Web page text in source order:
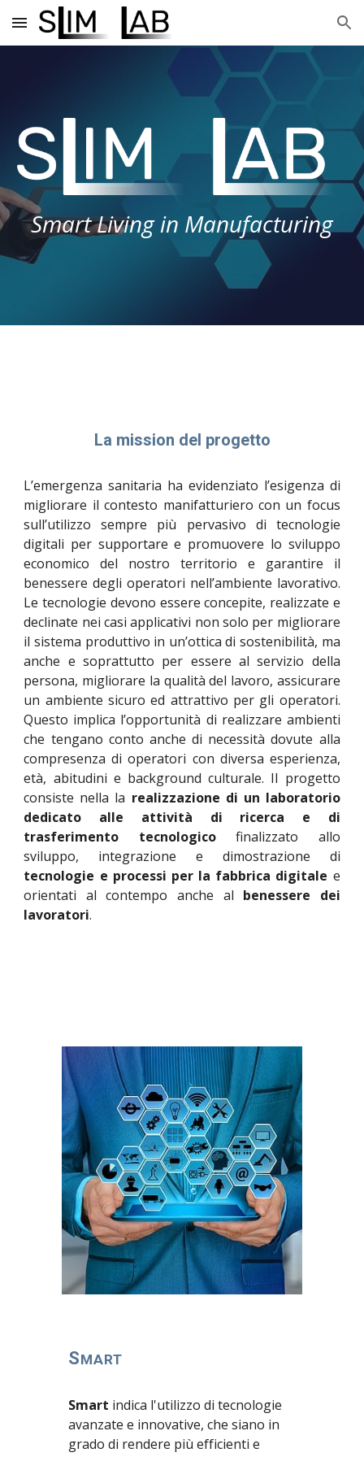
Skip to main content Skip to navigation
Smart Living in Manufacturing
La mission del progetto
L’emergenza sanitaria ha evidenziato l’esigenza di
migliorare il contesto manifatturiero con un focus
sull’utilizzo sempre più pervasivo di tecnologie
digitali per supportare e promuovere lo sviluppo
economico del nostro territorio e garantire il
benessere degli operatori nell’ambiente lavorativo.
Le tecnologie devono essere concepite, realizzate e
declinate nei casi applicativi non solo per migliorare
il sistema produttivo in un’ottica di sostenibilità, ma
anche e soprattutto per essere al servizio della
persona, migliorare la qualità del lavoro, assicurare
un ambiente sicuro ed attrattivo per gli operatori.
Questo implica l’opportunità di realizzare ambienti
che tengano conto anche di necessità dovute alla
compresenza di operatori con diversa esperienza,
età, abitudini e background culturale. Il progetto
consiste nella la realizzazione di un laboratorio
dedicato alle attività di ricerca e di
trasferimento tecnologicofinalizzato allo
sviluppo, integrazione e dimostrazione di
tecnologie e processi per la fabbrica digitale e
orientati al contempo anche al benessere dei
lavoratori.
SMART
Smart indica l'utilizzo di tecnologie
avanzate e innovative, che siano in
grado di rendere più efficienti e